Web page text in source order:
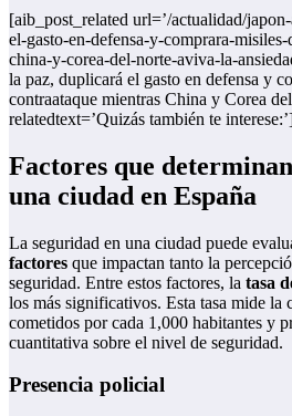
[aib_post_related url=’/actualidad/
el-gasto-en-defensa-y-comprara-
china-y-corea-del-norte-aviva-la-
la paz, duplicará el gasto en defensa y
contraataque mientras China y Corea
relatedtext=’Quizás también te
Factores que
una ciudad en España
La seguridad en una ciudad puede
factores que impactan tanto la
seguridad. Entre estos factores, la tasa
los más significativos. Esta tasa mide la
cometidos por cada 1,000 habitantes y
cuantitativa sobre el nivel de seguridad.
Presencia policial